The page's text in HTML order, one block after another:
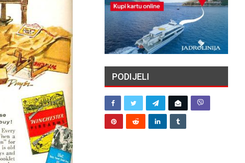
NAŠEG KRAJA II. –
LJETNA IZLOŽBA U
GALERIJI UZ RIJEKU
05/08/2026
„NASELJAVANJE
HRVATSKIH OTOKA
OSVRT
05/08/2026
PODIJELI